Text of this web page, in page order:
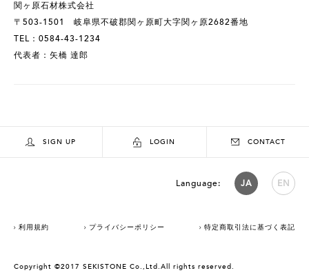
関ヶ原石材株式会社
〒503-1501 岐阜県不破郡関ヶ原町大字関ヶ原2682番地
TEL：0584-43-1234
代表者：矢橋 達郎
SIGN UP LOGIN CONTACT
Language: JA EN
利用規約 プライバシーポリシー 特定商取引法に基づく表記
Copyright ©2017 SEKISTONE Co.,Ltd.All rights reserved.